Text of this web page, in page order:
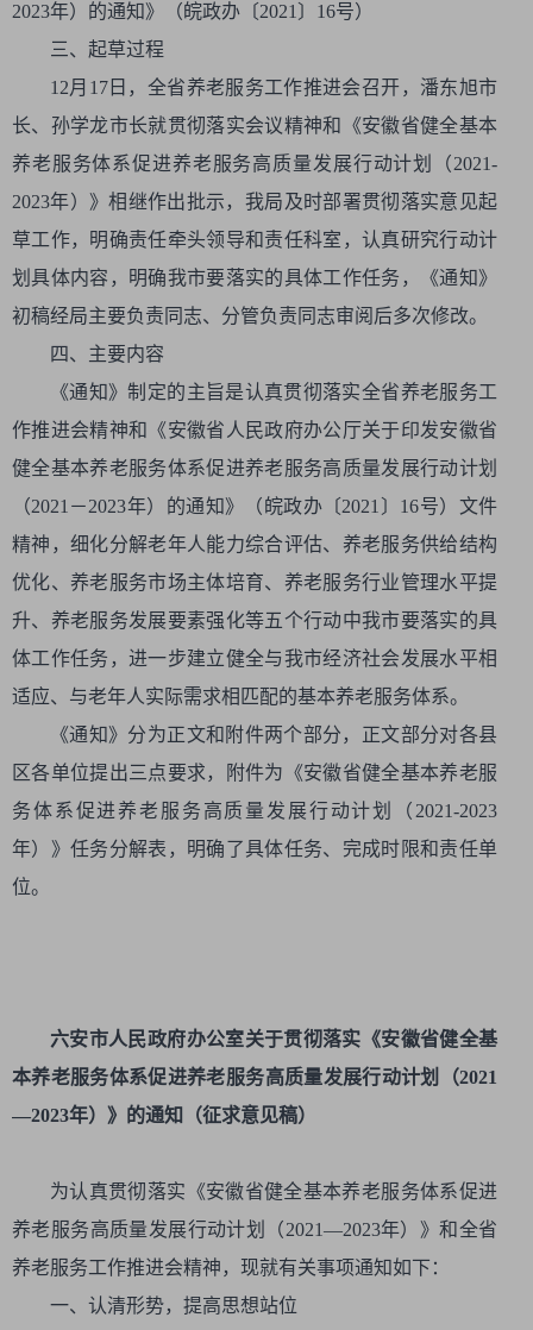
2023年）的通知》（皖政办〔2021〕16号）
三、起草过程
12月17日，全省养老服务工作推进会召开，潘东旭市
长、孙学龙市长就贯彻落实会议精神和《安徽省健全基本
养老服务体系促进养老服务高质量发展行动计划（2021-
2023年）》相继作出批示，我局及时部署贯彻落实意见起
草工作，明确责任牵头领导和责任科室，认真研究行动计
划具体内容，明确我市要落实的具体工作任务，《通知》
初稿经局主要负责同志、分管负责同志审阅后多次修改。
四、主要内容
《通知》制定的主旨是认真贯彻落实全省养老服务工
作推进会精神和《安徽省人民政府办公厅关于印发安徽省
健全基本养老服务体系促进养老服务高质量发展行动计划
（2021－2023年）的通知》（皖政办〔2021〕16号）文件
精神，细化分解老年人能力综合评估、养老服务供给结构
优化、养老服务市场主体培育、养老服务行业管理水平提
升、养老服务发展要素强化等五个行动中我市要落实的具
体工作任务，进一步建立健全与我市经济社会发展水平相
适应、与老年人实际需求相匹配的基本养老服务体系。
《通知》分为正文和附件两个部分，正文部分对各县
区各单位提出三点要求，附件为《安徽省健全基本养老服
务体系促进养老服务高质量发展行动计划（2021-2023
年）》任务分解表，明确了具体任务、完成时限和责任单
位。
六安市人民政府办公室关于贯彻落实《安徽省健全基
本养老服务体系促进养老服务高质量发展行动计划（2021
—2023年）》的通知（征求意见稿）
为认真贯彻落实《安徽省健全基本养老服务体系促进
养老服务高质量发展行动计划（2021—2023年）》和全省
养老服务工作推进会精神，现就有关事项通知如下：
一、认清形势，提高思想站位